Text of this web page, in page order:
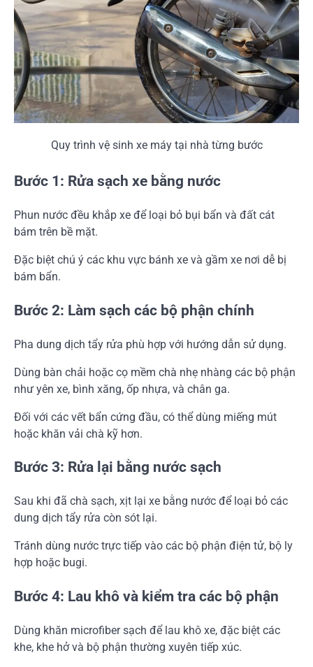
Quy trình vệ sinh xe máy tại nhà từng bước
Bước 1: Rửa sạch xe bằng nước
Phun nước đều khắp xe để loại bỏ bụi bẩn và đất cát
bám trên bề mặt.
Đặc biệt chú ý các khu vực bánh xe và gầm xe nơi dễ bị
bám bẩn.
Bước 2: Làm sạch các bộ phận chính
Pha dung dịch tẩy rửa phù hợp với hướng dẫn sử dụng.
Dùng bàn chải hoặc cọ mềm chà nhẹ nhàng các bộ phận
như yên xe, bình xăng, ốp nhựa, và chân ga.
Đối với các vết bẩn cứng đầu, có thể dùng miếng mút
hoặc khăn vải chà kỹ hơn.
Bước 3: Rửa lại bằng nước sạch
Sau khi đã chà sạch, xịt lại xe bằng nước để loại bỏ các
dung dịch tẩy rửa còn sót lại.
Tránh dùng nước trực tiếp vào các bộ phận điện tử, bộ ly
hợp hoặc bugi.
Bước 4: Lau khô và kiểm tra các bộ phận
Dùng khăn microfiber sạch để lau khô xe, đặc biệt các
khe, khe hở và bộ phận thường xuyên tiếp xúc.